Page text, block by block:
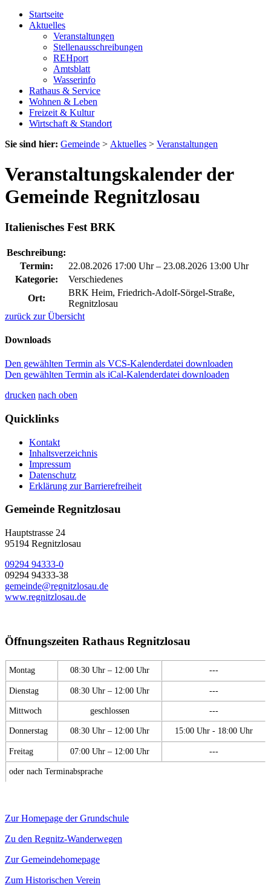
Startseite
Aktuelles
Veranstaltungen
Stellenausschreibungen
REHport
Amtsblatt
Wasserinfo
Rathaus & Service
Wohnen & Leben
Freizeit & Kultur
Wirtschaft & Standort
Sie sind hier: Gemeinde > Aktuelles > Veranstaltungen
Veranstaltungskalender der
Gemeinde Regnitzlosau
Italienisches Fest BRK
Beschreibung:
Termin:
22.08.2026 17:00 Uhr– 23.08.2026 13:00 Uhr
Kategorie:
Verschiedenes
Ort:
BRK Heim, Friedrich-Adolf-Sörgel-Straße,
Regnitzlosau
zurück zur Übersicht
Downloads
Den gewählten Termin als VCS-Kalenderdatei downloaden
Den gewählten Termin als iCal-Kalenderdatei downloaden
drucken nach oben
Quicklinks
Kontakt
Inhaltsverzeichnis
Impressum
Datenschutz
Erklärung zur Barrierefreiheit
Gemeinde Regnitzlosau
Hauptstrasse 24
95194 Regnitzlosau
09294 94333-0
09294 94333-38
gemeinde@regnitzlosau.de
www.regnitzlosau.de
Öffnungszeiten Rathaus Regnitzlosau
Montag 08:30 Uhr – 12:00 Uhr ---
Dienstag 08:30 Uhr – 12:00 Uhr ---
Mittwoch geschlossen ---
Donnerstag 08:30 Uhr – 12:00 Uhr 15:00 Uhr - 18:00 Uhr
Freitag 07:00 Uhr – 12:00 Uhr ---
oder nach Terminabsprache
Zur Homepage der Grundschule
Zu den Regnitz-Wanderwegen
Zur Gemeindehomepage
Zum Historischen Verein